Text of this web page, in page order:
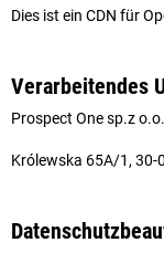
Dies ist ein CDN für
Verarbeitendes
Prospect One sp.z o.o.
Królewska 65A/1, 30-